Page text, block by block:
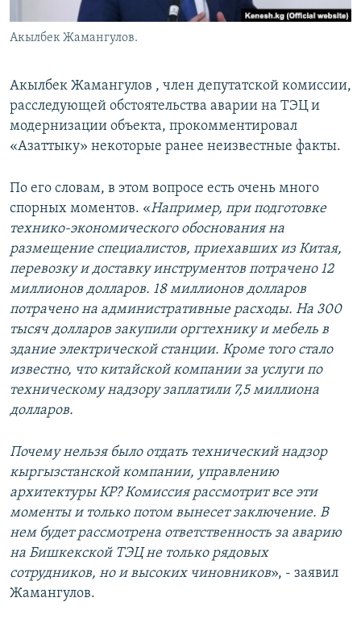
Акылбек Жамангулов.
Акылбек Жамангулов , член депутатской комиссии,
расследующей обстоятельства аварии на ТЭЦ и
модернизации объекта, прокомментировал
«Азаттыку» некоторые ранее неизвестные факты.
По его словам, в этом вопросе есть очень много
спорных моментов. «Например, при подготовке
технико-экономического обоснования на
размещение специалистов, приехавших из Китая,
перевозку и доставку инструментов потрачено 12
миллионов долларов. 18 миллионов долларов
потрачено на административные расходы. На 300
тысяч долларов закупили оргтехнику и мебель в
здание электрической станции. Кроме того стало
известно, что китайской компании за услуги по
техническому надзору заплатили 7,5 миллиона
долларов.
Почему нельзя было отдать технический надзор
кыргызстанской компании, управлению
архитектуры КР? Комиссия рассмотрит все эти
моменты и только потом вынесет заключение. В
нем будет рассмотрена ответственность за аварию
на Бишкекской ТЭЦ не только рядовых
сотрудников, но и высоких чиновников», - заявил
Жамангулов.